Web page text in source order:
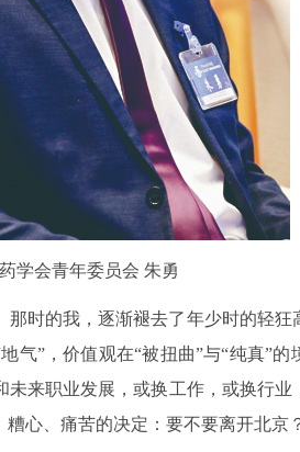
学会青年委员会 朱勇
时的我，逐渐褪去了年少时的轻狂
气”，价值观在“被扭曲”与“纯真”的
来职业发展，或换工作，或换行业
心、痛苦的决定：要不要离开北京